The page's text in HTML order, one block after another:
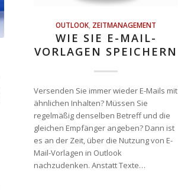
OUTLOOK ZEITMANAGEMENT
WIE SIE E-MAIL-
VORLAGEN SPEICHERN
Versenden Sie immer wieder E-Mails mit
ähnlichen Inhalten? Müssen Sie
regelmäßig denselben Betreff und die
gleichen Empfänger angeben? Dann ist
es an der Zeit, über die Nutzung von E-
Mail-Vorlagen in Outlook
nachzudenken. Anstatt Texte…